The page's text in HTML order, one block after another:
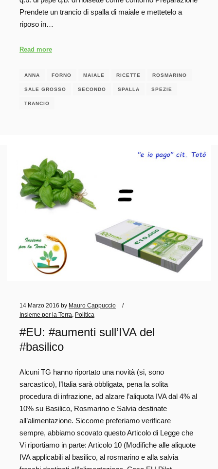
Prendete un trancio di spalla di maiale e mettetelo a
riposo in…
Read more
ANNA FORNO MAIALE RICETTE ROSMARINO
SALE GROSSO SECONDO SPALLA SPEZIE
TRANCIO
14 Marzo 2016 by Mauro Cappuccio
Insieme per la Terra
Politica
#EU: #aumenti sull’IVA del
#basilico
Alcuni TG hanno riportato una novità (si, sono
sarcastico), l’Italia sarà obbligata, pena la solita
procedura di infrazione, ad alzare l’aliquota IVA dal 4% al
10% su Basilico, Rosmarino e Salvia destinate
all’alimentazione. Siccome preferiamo verificare
sempre, abbiamo scovato questo Articolo di Legge che
Vi riportiamo in parte: Articolo 10 (Modifiche alle aliquote
IVA applicabili al basilico, al rosmarino e alla salvia